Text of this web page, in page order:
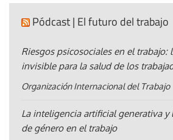
Pódcast | El futuro del trabajo
Riesgos psicosociales en el trabajo:
invisible para la salud de los
Organización Internacional del Trabajo
La inteligencia artificial generativa y
de género en el trabajo